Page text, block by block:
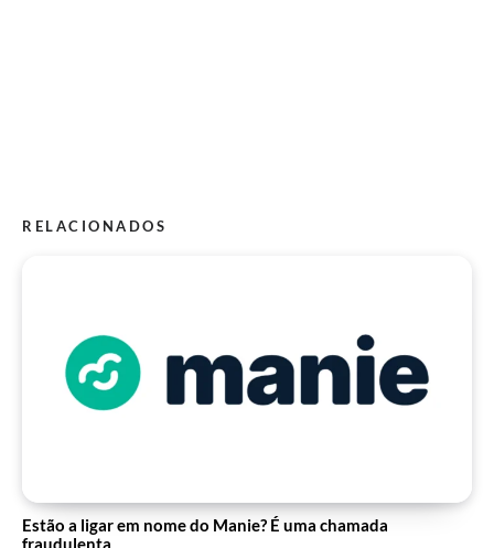
RELACIONADOS
Estão a ligar em nome do Manie? É uma chamada
fraudulenta